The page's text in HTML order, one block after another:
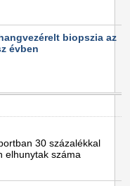
biopszia az
évben
30 százalékkal
elhunytak száma